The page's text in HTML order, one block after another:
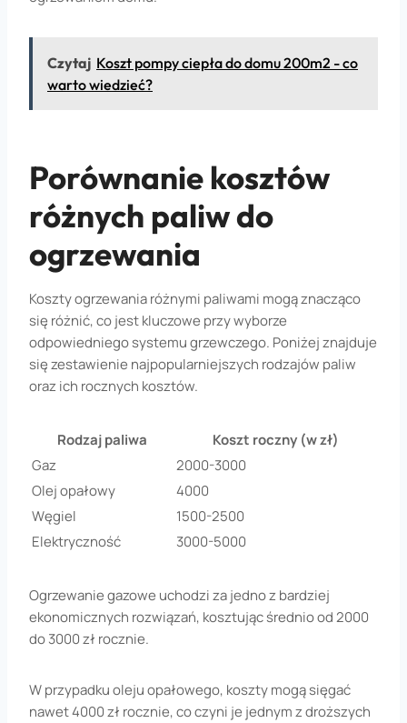
Czytaj Koszt pompy ciepła do domu 200m2 - co
warto wiedzieć?
Porównanie kosztów
różnych paliw do
ogrzewania
Koszty ogrzewania różnymi paliwami mogą znacząco
się różnić, co jest kluczowe przy wyborze
odpowiedniego systemu grzewczego. Poniżej znajduje
się zestawienie najpopularniejszych rodzajów paliw
oraz ich rocznych kosztów.
Rodzaj paliwa
Koszt roczny (w zł)
Gaz
2000-3000
Olej opałowy
4000
Węgiel
1500-2500
Elektryczność
3000-5000
Ogrzewanie gazowe uchodzi za jedno z bardziej
ekonomicznych rozwiązań, kosztując średnio od 2000
do 3000 zł rocznie.
W przypadku oleju opałowego, koszty mogą sięgać
nawet 4000 zł rocznie, co czyni je jednym z droższych